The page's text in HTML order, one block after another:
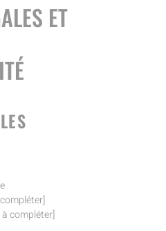
ET
compléter]